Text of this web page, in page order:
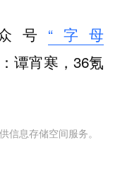
号 “字母
谭宵寒，36氪
息存储空间服务。